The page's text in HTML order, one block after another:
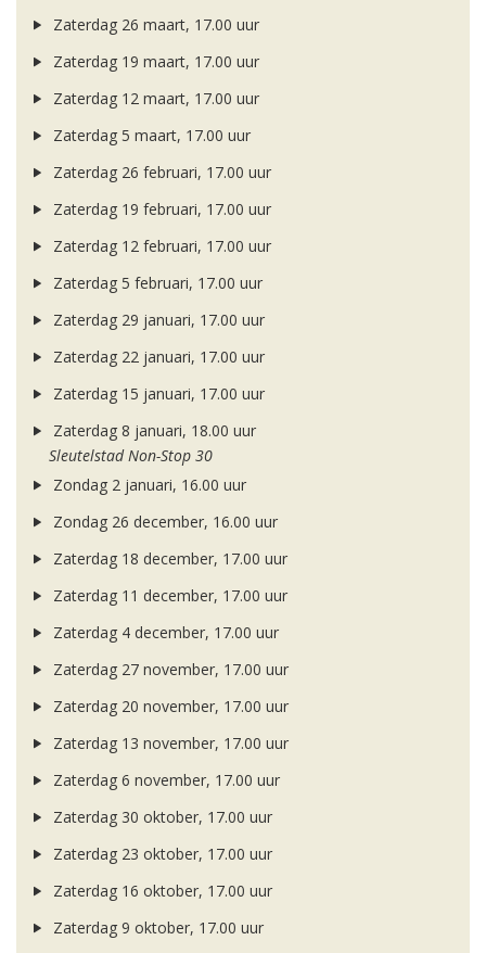
Zaterdag 26 maart, 17.00 uur
Zaterdag 19 maart, 17.00 uur
Zaterdag 12 maart, 17.00 uur
Zaterdag 5 maart, 17.00 uur
Zaterdag 26 februari, 17.00 uur
Zaterdag 19 februari, 17.00 uur
Zaterdag 12 februari, 17.00 uur
Zaterdag 5 februari, 17.00 uur
Zaterdag 29 januari, 17.00 uur
Zaterdag 22 januari, 17.00 uur
Zaterdag 15 januari, 17.00 uur
Zaterdag 8 januari, 18.00 uur
Sleutelstad Non-Stop 30
Zondag 2 januari, 16.00 uur
Zondag 26 december, 16.00 uur
Zaterdag 18 december, 17.00 uur
Zaterdag 11 december, 17.00 uur
Zaterdag 4 december, 17.00 uur
Zaterdag 27 november, 17.00 uur
Zaterdag 20 november, 17.00 uur
Zaterdag 13 november, 17.00 uur
Zaterdag 6 november, 17.00 uur
Zaterdag 30 oktober, 17.00 uur
Zaterdag 23 oktober, 17.00 uur
Zaterdag 16 oktober, 17.00 uur
Zaterdag 9 oktober, 17.00 uur